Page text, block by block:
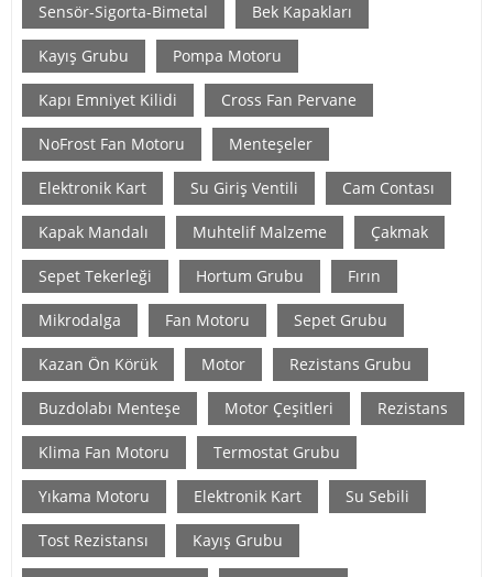
Sensör-Sigorta-Bimetal Bek Kapakları
Kayış Grubu Pompa Motoru
Kapı Emniyet Kilidi Cross Fan Pervane
NoFrost Fan Motoru Menteşeler
Elektronik Kart Su Giriş Ventili Cam Contası
Kapak Mandalı Muhtelif Malzeme Çakmak
Sepet Tekerleği Hortum Grubu Fırın
Mikrodalga Fan Motoru Sepet Grubu
Kazan Ön Körük Motor Rezistans Grubu
Buzdolabı Menteşe Motor Çeşitleri Rezistans
Klima Fan Motoru Termostat Grubu
Yıkama Motoru Elektronik Kart Su Sebili
Tost Rezistansı Kayış Grubu